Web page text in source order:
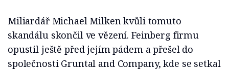
Miliardář Michael Milken kvůli tomuto
skandálu skončil ve vězení. Feinberg firmu
opustil ještě před jejím pádem a přešel do
společnosti Gruntal and Company, kde se setkal